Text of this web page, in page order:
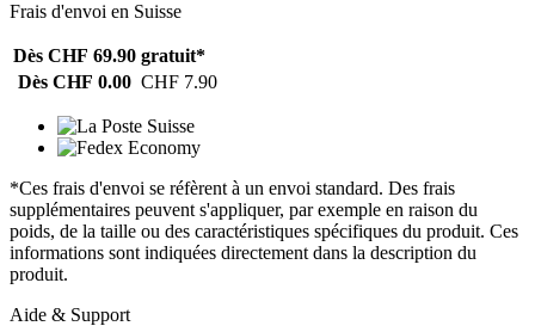
Frais d'envoi en Suisse
Dès CHF 69.90 gratuit*
Dès CHF 0.00 CHF 7.90
*Ces frais d'envoi se réfèrent à un envoi standard. Des frais
supplémentaires peuvent s'appliquer, par exemple en raison du
poids, de la taille ou des caractéristiques spécifiques du produit. Ces
informations sont indiquées directement dans la description du
produit.
Aide & Support